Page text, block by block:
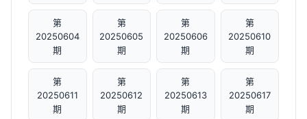
第
20250604
期
第
20250605
期
第
20250606
期
第
20250610
期
第
20250611
期
第
20250612
期
第
20250613
期
第
20250617
期